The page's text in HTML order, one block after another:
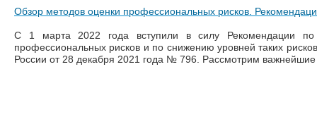
Обзор методов оценки профессиональных рисков.
С 1 марта 2022 года вступили в силу Рекомендации по
профессиональных рисков и по снижению уровней таких
России от 28 декабря 2021 года № 796. Рассмотрим